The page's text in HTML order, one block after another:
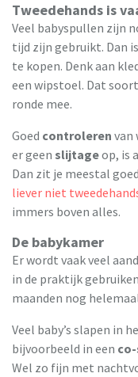
Tweedehands is
Veel babyspullen zijn
tijd zijn gebruikt. Dan
te kopen. Denk aan
een wipstoel. Dat
ronde mee.
Goed controleren van
er geen slijtageop, is
Dan zit je meestal
liever niet
immers boven alles.
De babykamer
Er wordt vaak veel
in de praktijk
maanden nog
Veel baby’s slapen in
bijvoorbeeld in een
Wel zo fijn met